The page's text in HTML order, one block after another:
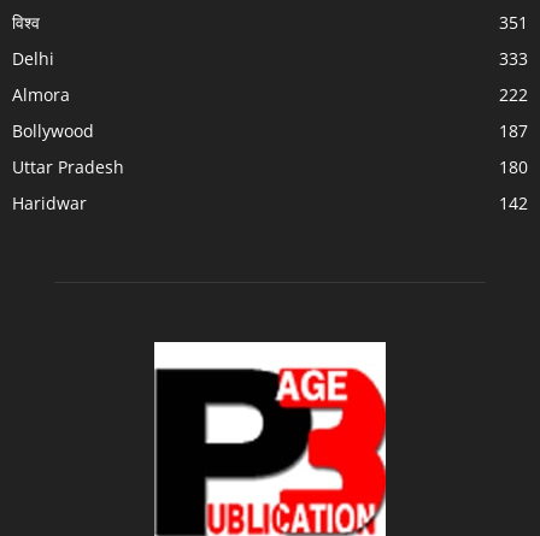
विश्व
351
Delhi
333
Almora
222
Bollywood
187
Uttar Pradesh
180
Haridwar
142